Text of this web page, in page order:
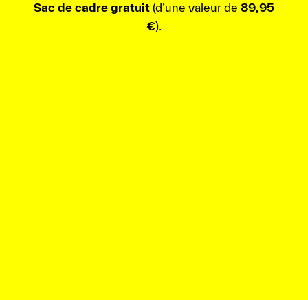
Sac de cadre gratuit (d’une valeur de 89,95
€).